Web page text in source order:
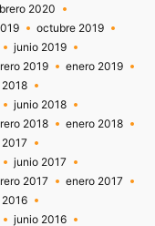
2020
octubre 2019
junio 2019
2019
enero 2019
junio 2018
2018
enero 2018
junio 2017
2017
enero 2017
junio 2016